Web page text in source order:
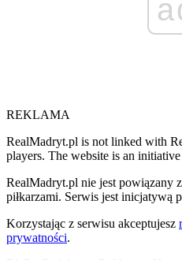
REKLAMA
RealMadryt.pl is not linked with
players. The website is an
RealMadryt.pl nie jest powiązany
piłkarzami. Serwis jest inicjatywą
Korzystając z serwisu akceptujesz
prywatności.